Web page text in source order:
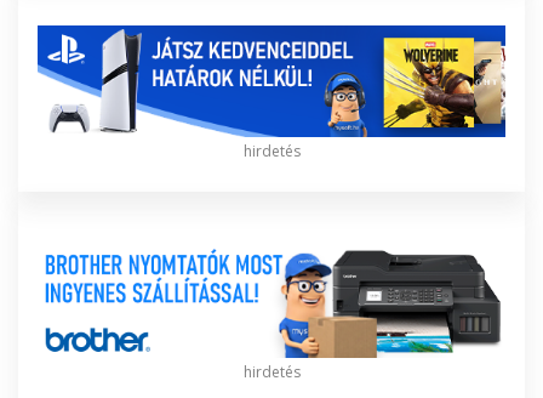
hirdetés
hirdetés